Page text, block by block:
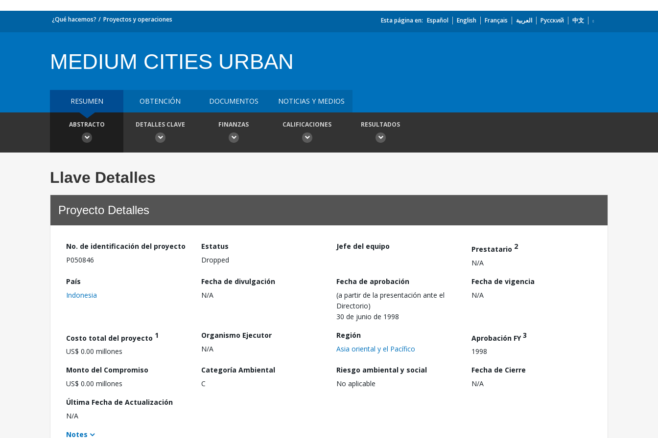
¿Qué hacemos? Proyectos y operaciones Esta página en: Español English Français العربية Русский 中文
MEDIUM CITIES URBAN
RESUMEN OBTENCIÓN DOCUMENTOS NOTICIAS Y MEDIOS
ABSTRACTO DETALLES CLAVE FINANZAS CALIFICACIONES RESULTADOS
Llave Detalles
Proyecto Detalles
No. de identificación del proyecto
P050846
Estatus
Dropped
Jefe del equipo Prestatario 2
N/A
País
Indonesia
Fecha de divulgación
N/A
Fecha de aprobación
(a partir de la presentación ante el
Directorio)
30 de junio de 1998
Fecha de vigencia
N/A
Costo total del proyecto 1
US$ 0.00 millones
Organismo Ejecutor
N/A
Región
Asia oriental y el Pacífico
Aprobación FY3
1998
Monto del Compromiso
US$ 0.00 millones
Categoría Ambiental
C
Riesgo ambiental y social
No aplicable
Fecha de Cierre
N/A
Última Fecha de Actualización
N/A
Notes